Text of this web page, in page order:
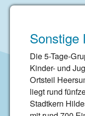
Sonstige
Die 5-Tage-
Kinder- und
Ortsteil
liegt rund
Stadtkern